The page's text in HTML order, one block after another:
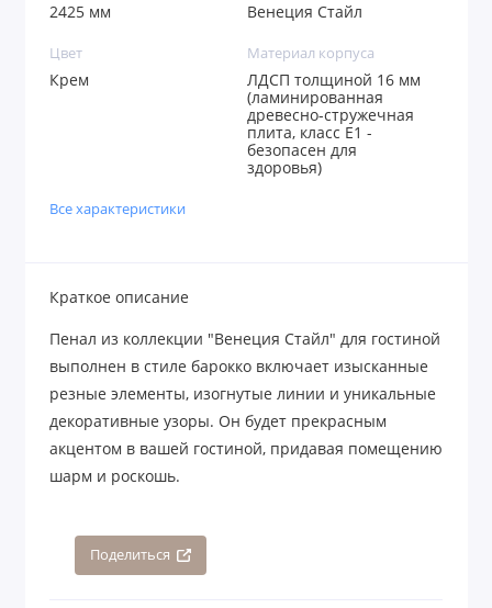
2425 мм Венеция Стайл
Цвет
Крем
Материал корпуса
ЛДСП толщиной 16 мм
(ламинированная
древесно-стружечная
плита, класс E1 -
безопасен для
здоровья)
Все характеристики
Краткое описание
Пенал из коллекции "Венеция Стайл" для гостиной
выполнен в стиле барокко включает изысканные
резные элементы, изогнутые линии и уникальные
декоративные узоры. Он будет прекрасным
акцентом в вашей гостиной, придавая помещению
шарм и роскошь.
Поделиться